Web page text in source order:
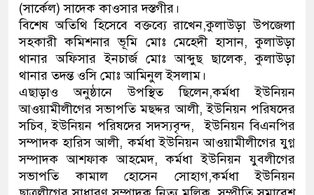
(সার্কেল) সাদেক কাওসার দস্তগীর।
বিশেষ অতিথি হিসেবে বক্তব্যে রাখেন,কুলাউড়া উপজেলা
সহকারী কমিশনার ভূমি মোঃ মেহেদী হাসান, কুলাউড়া
থানার অফিসার ইনচার্জ মোঃ আব্দুছ ছালেক, কুলাউড়া
থানার তদন্ত ওসি মোঃ আমিনুল ইসলাম।
এছাড়াও অনুষ্ঠানে উপস্থিত ছিলেন,কর্মধা ইউনিয়ন
আওয়ামীলীগের সভাপতি মছদ্দর আলী, ইউনিয়ন পরিষদের
সচিব, ইউনিয়ন পরিষদের সদস্যবৃন্দ, ইউনিয়ন বিএনপির
সম্পাদক হারিস আলী, কর্মধা ইউনিয়ন আওয়ামীলীগের যুগ্ন
সম্পাদক আশফাক আহমেদ, কর্মধা ইউনিয়ন যুবলীগের
সভাপতি কামাল হোসেন সোহাগ,কর্মধা ইউনিয়ন